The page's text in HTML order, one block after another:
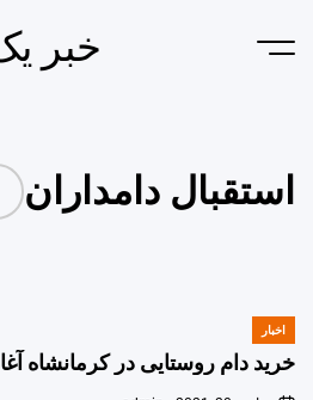
Menu خبر
استقبال دامداران
POSTED
اخبار
خرید دام روستایی در کرمانشاه